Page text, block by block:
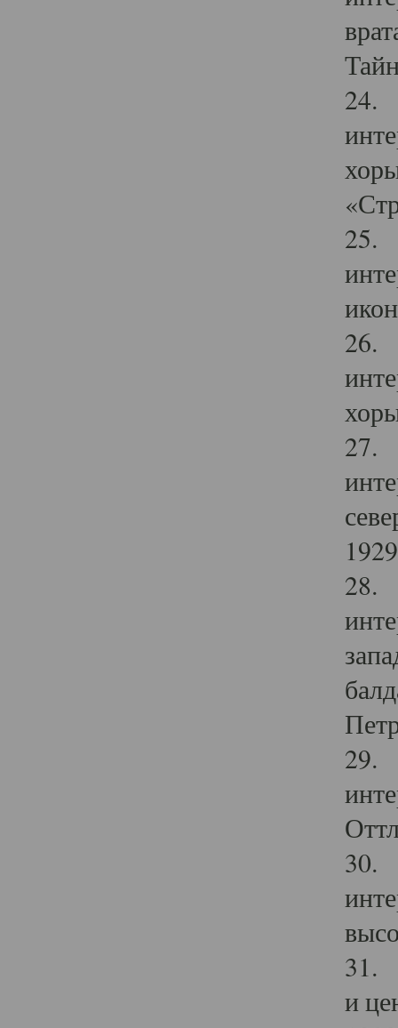
24.
25.
26.
27.
28.
29.
30.
31.
и